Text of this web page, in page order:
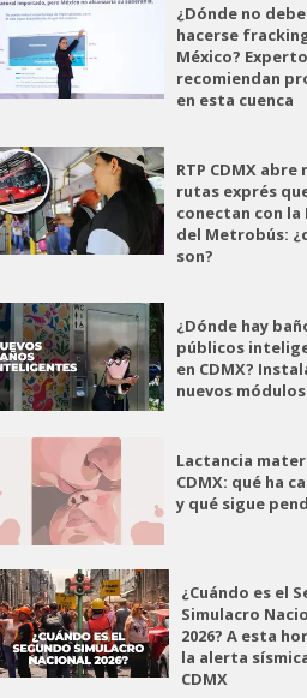
¿Dónde no debe
hacerse
México?
recomiendan
en esta cuenca
RTP CDMX abre
rutas exprés
conectan con la
del Metrobús:
son?
¿Dónde hay
públicos
en CDMX?
nuevos módulos
Lactancia
CDMX: qué ha
y qué sigue
¿Cuándo es el
Simulacro
2026? A esta
la alerta
CDMX